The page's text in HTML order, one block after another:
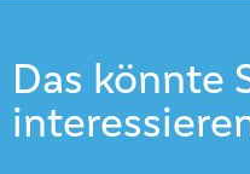
Das könnte